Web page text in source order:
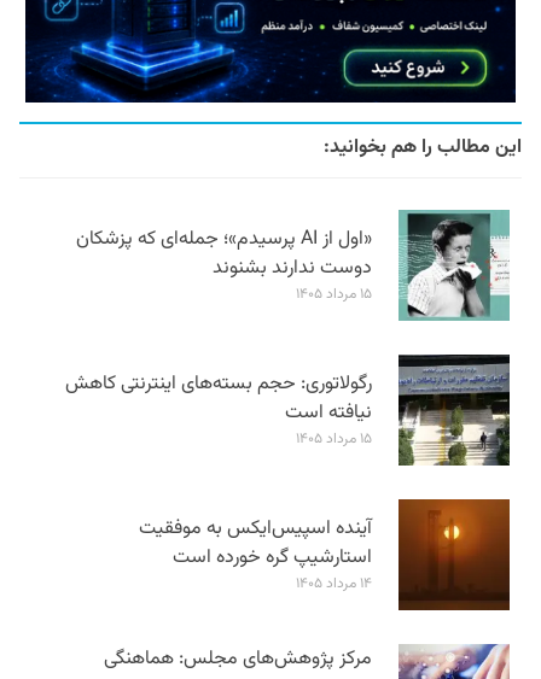
این مطالب را هم بخوانید:
«اول از AI پرسیدم»؛ جمله‌ای که پزشکان
دوست ندارند بشنوند
۱۵ مرداد ۱۴۰۵
رگولاتوری: حجم بسته‌های اینترنتی کاهش
نیافته است
۱۵ مرداد ۱۴۰۵
آینده اسپیس‌ایکس به موفقیت
استارشیپ گره خورده است
۱۴ مرداد ۱۴۰۵
مرکز پژوهش‌های مجلس: هماهنگی